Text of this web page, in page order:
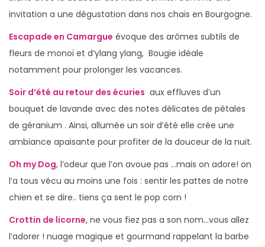
invitation a une dégustation dans nos chais en Bourgogne.
Escapade en Camargue évoque des arômes subtils de
fleurs de monoï et d’ylang ylang, Bougie idéale
notamment pour prolonger les vacances.
Soir d’été au retour des écuries aux effluves d’un
bouquet de lavande avec des notes délicates de pétales
de géranium . Ainsi, allumée un soir d’été elle crée une
ambiance apaisante pour profiter de la douceur de la nuit.
Oh my Dog, l’odeur que l’on avoue pas …mais on adore! on
l’a tous vécu au moins une fois : sentir les pattes de notre
chien et se dire.. tiens ça sent le pop corn !
Crottin de licorne, ne vous fiez pas a son nom…vous allez
l’adorer ! nuage magique et gourmand rappelant la barbe